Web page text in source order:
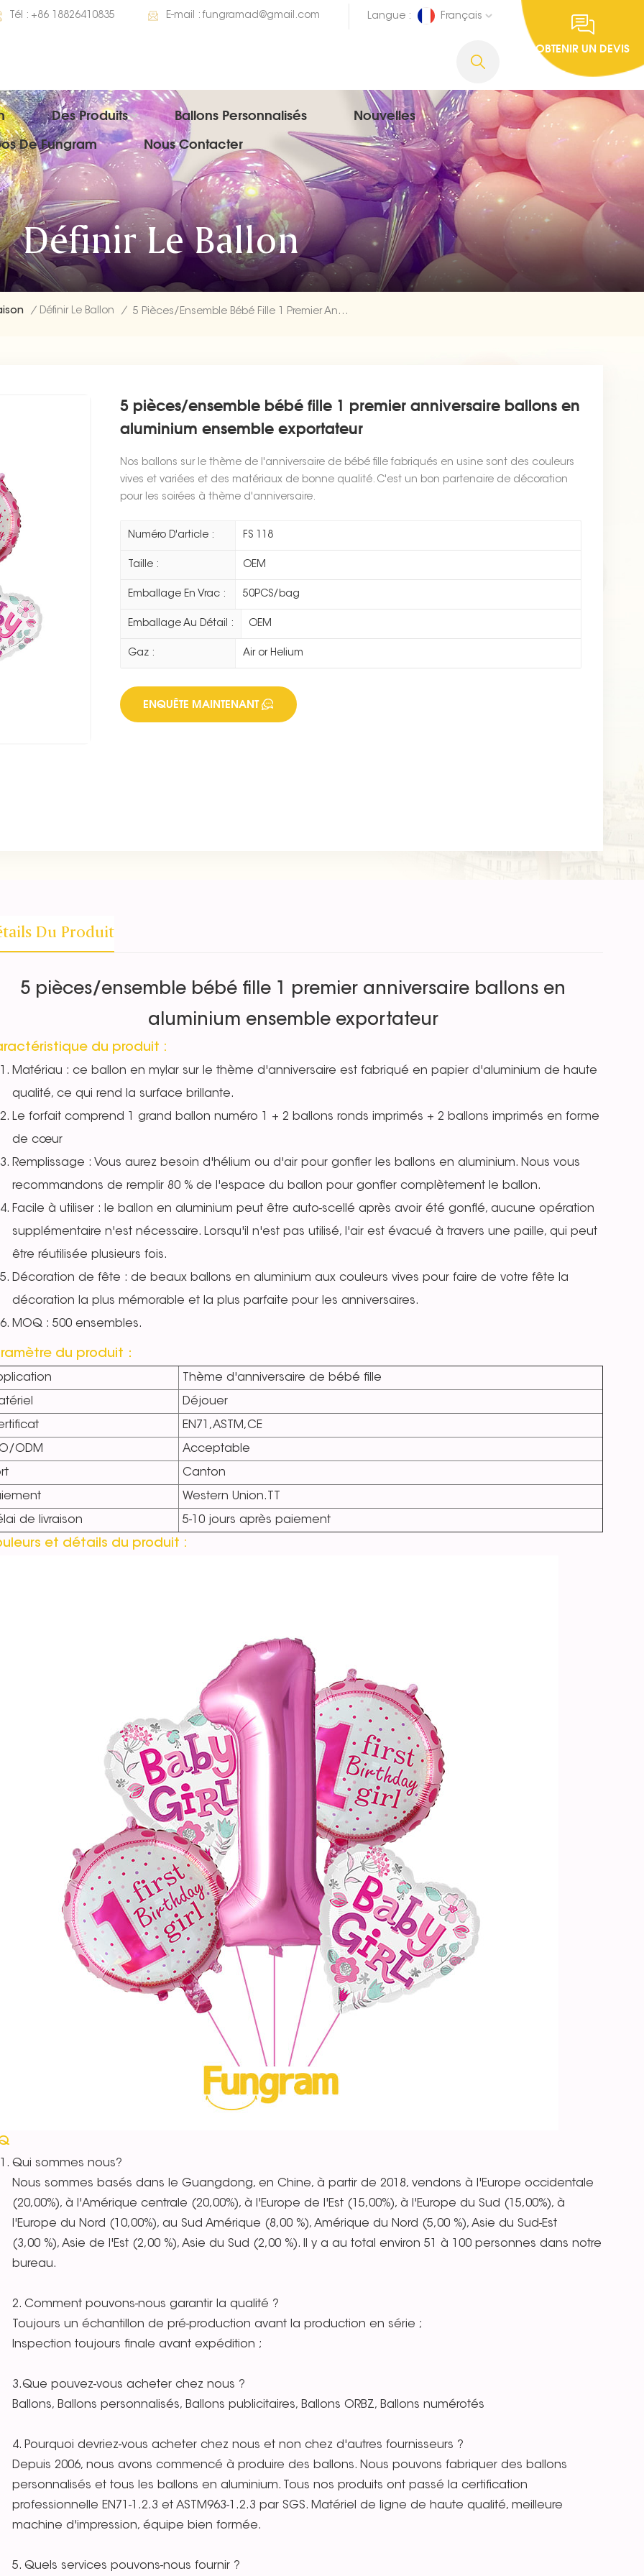
OBTENIR UN DEVIS
Langue : Français
Tél : +86 18826410835 E-mail :fungramad@gmail.com
Des Produits Ballons Personnalisés
Nouvelles
De Fungram
Nous Contacter
Définir Le Ballon
/ Définir Le Ballon / 5 Pièces/ensemble Bébé Fille 1 Premier Anniversaire Ballons En Aluminium Ensemble Exportateur
5 pièces/ensemble bébé fille 1 premier anniversaire ballons en
aluminium ensemble exportateur
Nos ballons sur le thème de l'anniversaire de bébé fille fabriqués en usine sont des couleurs
vives et variées et des matériaux de bonne qualité. C'est un bon partenaire de décoration
pour les soirées à thème d'anniversaire.
Numéro D'article : FS 118
Taille : OEM
Emballage En Vrac : 50PCS/bag
Emballage Au Détail : OEM
Gaz : Air or Helium
ENQUÊTE MAINTENANT
Du Produit
5 pièces/ensemble bébé fille 1 premier anniversaire ballons en
aluminium ensemble exportateur
du produit :
Matériau : ce ballon en mylar sur le thème d'anniversaire est fabriqué en papier d'aluminium de haute
qualité, ce qui rend la surface brillante.
Le forfait comprend 1 grand ballon numéro 1 + 2 ballons ronds imprimés + 2 ballons imprimés en forme
de cœur
Remplissage : Vous aurez besoin d'hélium ou d'air pour gonfler les ballons en aluminium. Nous vous
recommandons de remplir 80 % de l'espace du ballon pour gonfler complètement le ballon.
Facile à utiliser : le ballon en aluminium peut être auto-scellé après avoir été gonflé, aucune opération
supplémentaire n'est nécessaire. Lorsqu'il n'est pas utilisé, l'air est évacué à travers une paille, qui peut
être réutilisée plusieurs fois.
Décoration de fête : de beaux ballons en aluminium aux couleurs vives pour faire de votre fête la
décoration la plus mémorable et la plus parfaite pour les anniversaires.
MOQ : 500 ensembles.
du produit：
Thème d'anniversaire de bébé fille
Déjouer
EN71,ASTM,CE
ODM Acceptable
Canton
Western Union.TT
de livraison 5-10 jours après paiement
et détails du produit :
Qui sommes nous?
Nous sommes basés dans le Guangdong, en Chine, à partir de 2018, vendons à l'Europe occidentale
(20,00%), à l'Amérique centrale (20,00%), à l'Europe de l'Est (15,00%), à l'Europe du Sud (15,00%), à
l'Europe du Nord (10,00%), au Sud Amérique (8,00 %), Amérique du Nord (5,00 %), Asie du Sud-Est
(3,00 %), Asie de l'Est (2,00 %), Asie du Sud (2,00 %). Il y a au total environ 51 à 100 personnes dans notre
bureau.
2. Comment pouvons-nous garantir la qualité ?
Toujours un échantillon de pré-production avant la production en série ;
Inspection toujours finale avant expédition ;
3.Que pouvez-vous acheter chez nous ?
Ballons, Ballons personnalisés, Ballons publicitaires, Ballons ORBZ, Ballons numérotés
4. Pourquoi devriez-vous acheter chez nous et non chez d'autres fournisseurs ?
Depuis 2006, nous avons commencé à produire des ballons. Nous pouvons fabriquer des ballons
personnalisés et tous les ballons en aluminium. Tous nos produits ont passé la certification
professionnelle EN71-1.2.3 et ASTM963-1.2.3 par SGS. Matériel de ligne de haute qualité, meilleure
machine d'impression, équipe bien formée.
5. Quels services pouvons-nous fournir ?